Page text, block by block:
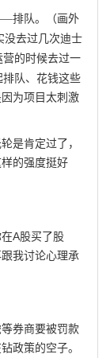
排队。（画外
没去过几次迪士
的时候去过一
排队、花钱这些
为项目太刺激
是肯定过了，
的强度挺好
A股买了股
我讨论心理承
券商要被罚款
政策的空子。